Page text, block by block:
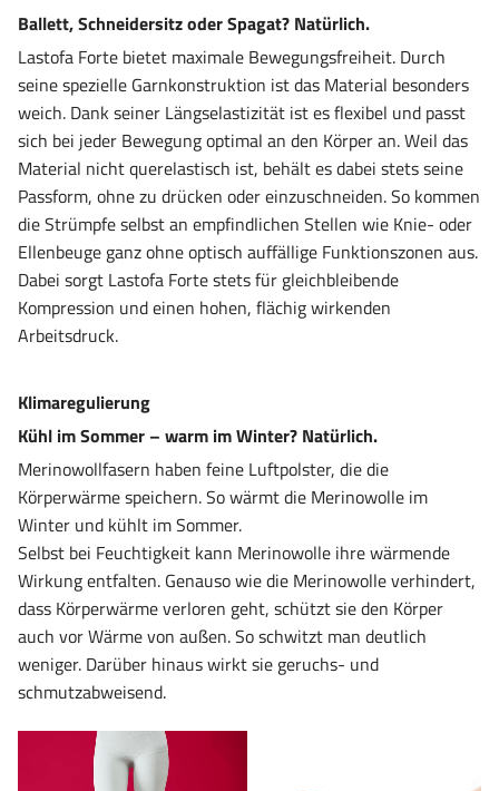
Ballett, Schneidersitz oder Spagat? Natürlich.
Lastofa Forte bietet maximale Bewegungsfreiheit. Durch
seine spezielle Garnkonstruktion ist das Material besonders
weich. Dank seiner Längselastizität ist es flexibel und passt
sich bei jeder Bewegung optimal an den Körper an. Weil das
Material nicht querelastisch ist, behält es dabei stets seine
Passform, ohne zu drücken oder einzuschneiden. So kommen
die Strümpfe selbst an empfindlichen Stellen wie Knie- oder
Ellenbeuge ganz ohne optisch auffällige Funktionszonen aus.
Dabei sorgt Lastofa Forte stets für gleichbleibende
Kompression und einen hohen, flächig wirkenden
Arbeitsdruck.
Klimaregulierung
Kühl im Sommer – warm im Winter? Natürlich.
Merinowollfasern haben feine Luftpolster, die die
Körperwärme speichern. So wärmt die Merinowolle im
Winter und kühlt im Sommer.
Selbst bei Feuchtigkeit kann Merinowolle ihre wärmende
Wirkung entfalten. Genauso wie die Merinowolle verhindert,
dass Körperwärme verloren geht, schützt sie den Körper
auch vor Wärme von außen. So schwitzt man deutlich
weniger. Darüber hinaus wirkt sie geruchs- und
schmutzabweisend.